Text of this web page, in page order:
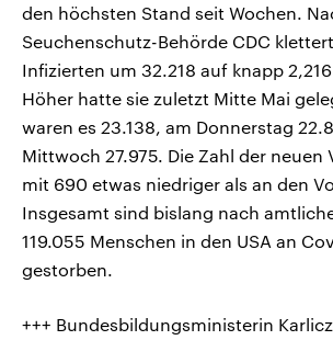
den höchsten Stand seit Wochen.
Seuchenschutz-Behörde CDC
Infizierten um 32.218 auf knapp
Höher hatte sie zuletzt Mitte Mai
waren es 23.138, am Donnerstag
Mittwoch 27.975. Die Zahl der neuen
mit 690 etwas niedriger als an den
Insgesamt sind bislang nach
119.055 Menschen in den USA an
gestorben.
+++ Bundesbildungsministerin